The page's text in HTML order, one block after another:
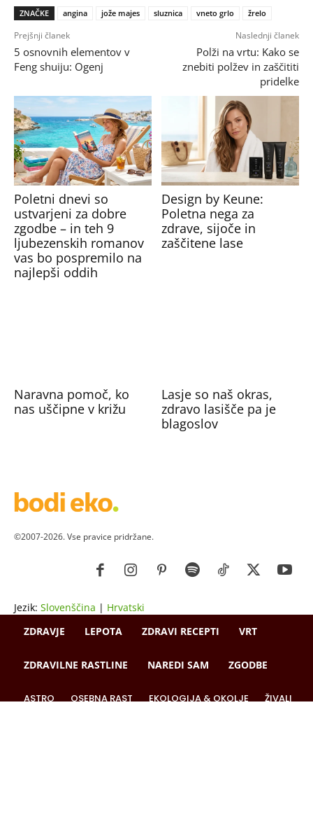
ZNAČKE angina jože majes sluznica vneto grlo žrelo
Prejšnji članek
5 osnovnih elementov v
Feng shuiju: Ogenj
Naslednji članek
Polži na vrtu: Kako se
znebiti polžev in zaščititi
pridelke
Poletni dnevi so
ustvarjeni za dobre
zgodbe – in teh 9
ljubezenskih romanov
vas bo pospremilo na
najlepši oddih
Design by Keune:
Poletna nega za
zdrave, sijoče in
zaščitene lase
Naravna pomoč, ko
nas uščipne v križu
Lasje so naš okras,
zdravo lasišče pa je
blagoslov
©2007-2026. Vse pravice pridržane.
Jezik: Slovenščina | Hrvatski
ZDRAVJE
LEPOTA ZDRAVI RECEPTI VRT
ZDRAVILNE RASTLINE NAREDI SAM ZGODBE
ASTRO OSEBNA RAST EKOLOGIJA & OKOLJE ŽIVALI